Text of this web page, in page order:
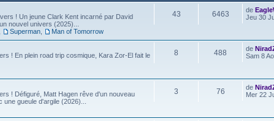
! Un jeune Clark Kent incarné par David
nouvel univers (2025)...
Superman Man of Tomorrow
43 6463 de
Jeu 30
! En plein road trip cosmique, Kara Zor-El fait le
8 488 de
Sam 8
! Défiguré, Matt Hagen rêve d'un nouveau
gueule d'argile (2026)...
3 76 de
Mer 22